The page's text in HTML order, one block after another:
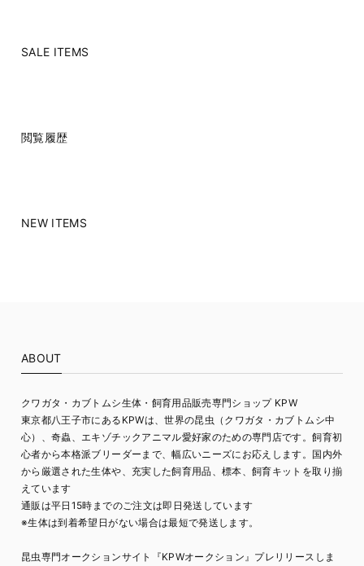
SALE ITEMS
閲覧履歴
NEW ITEMS
ABOUT
クワガタ・カブトムシ生体・飼育用品販売専門ショップ KPW
東京都八王子市にあるKPWは、世界の昆虫（クワガタ・カブトムシ中
心）、奇蟲、エキゾチックアニマル愛好家のための専門店です。飼育初
心者から本格派ブリーダーまで、幅広いニーズにお応えします。国内外
から厳選された生体や、充実した飼育用品、標本、飼育キットを取り揃
えています
通販は平日15時までのご注文は即日発送しています
※生体は到着希望日がない場合は最短で発送します。
昆虫専門オークションサイト『KPWオークション』プレリリースしま